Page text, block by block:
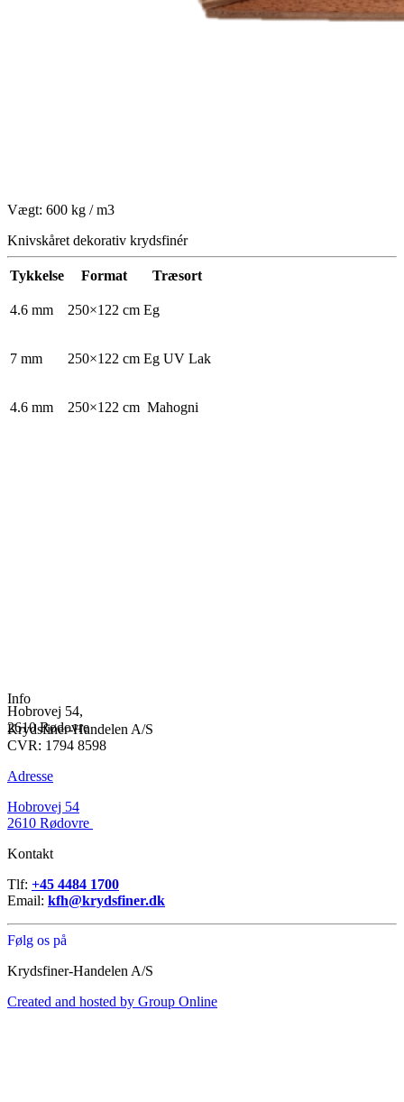
Vægt: 600 kg / m3
Knivskåret dekorativ krydsfinér
Tykkelse Format Træsort
4.6 mm 250×122 cm Eg
7 mm 250×122 cm Eg UV Lak
4.6 mm 250×122 cm Mahogni
Hobrovej 54,
2610 Rødovre
Info
Krydsfiner-Handelen A/S
CVR: 1794 8598
Adresse
Hobrovej 54
2610 Rødovre
Kontakt
Tlf: +45 4484 1700
Email: kfh@krydsfiner.dk
Følg os på
Krydsfiner-Handelen A/S
Created and hosted by Group Online